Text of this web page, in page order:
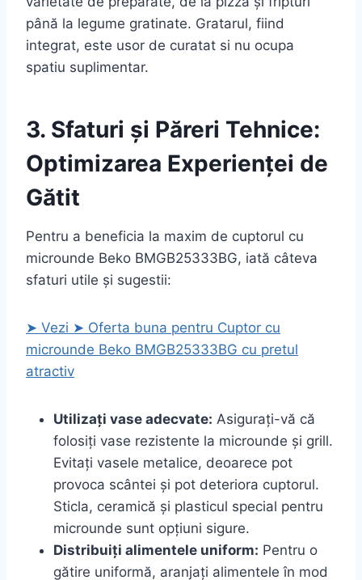
până la legume gratinate. Gratarul, fiind
integrat, este usor de curatat si nu ocupa
spatiu suplimentar.
3. Sfaturi și Păreri Tehnice:
Optimizarea Experienței de
Gătit
Pentru a beneficia la maxim de cuptorul cu
microunde Beko BMGB25333BG, iată câteva
sfaturi utile și sugestii:
➤ Vezi ➤ Oferta buna pentru Cuptor cu
microunde Beko BMGB25333BG cu pretul
atractiv
Utilizați vase adecvate: Asigurați-vă că
folosiți vase rezistente la microunde și grill.
Evitați vasele metalice, deoarece pot
provoca scântei și pot deteriora cuptorul.
Sticla, ceramică și plasticul special pentru
microunde sunt opțiuni sigure.
Distribuiți alimentele uniform: Pentru o
gătire uniformă, aranjați alimentele în mod